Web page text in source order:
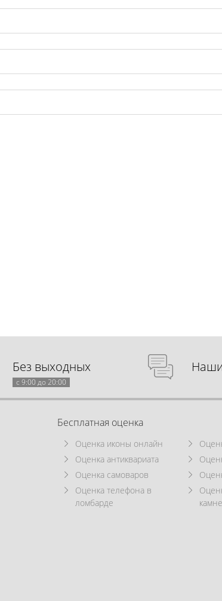
Без выходных
с 9:00 до 20:00
Бесплатная оценка
Оценка иконы онлайн
Оценка антиквариата
Оценка самоваров
Оценка телефона в
ломбарде